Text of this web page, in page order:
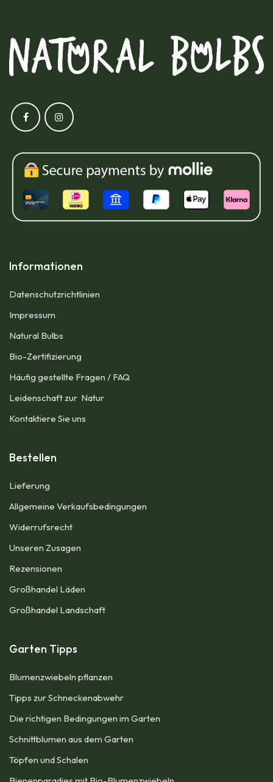
Informationen
Datenschutzrichtlinien
Impressum​
Natural Bulbs
Bio-Zertifizierung
Häufig gestellte Fragen / FAQ
Leidenschaft zur Natur
Kontaktiere Sie uns
Bestellen
Lieferung
Allgemeine Verkaufsbedingungen​
Widerrufsrecht
Unseren Zusagen
Rezensionen​
Großhandel Läden
Großhandel Landschaft
Garten Tipps
Blumenzwiebeln pflanzen
Tipps zur Schneckenabwehr
Die richtigen Bedingungen im Garten
Schnittblumen aus dem Garten
Töpfen und Schalen